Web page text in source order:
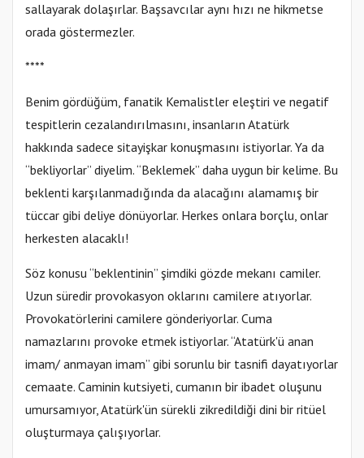
sallayarak dolaşırlar. Başsavcılar aynı hızı ne hikmetse
orada göstermezler.
****
Benim gördüğüm, fanatik Kemalistler eleştiri ve negatif
tespitlerin cezalandırılmasını, insanların Atatürk
hakkında sadece sitayişkar konuşmasını istiyorlar. Ya da
“bekliyorlar” diyelim. “Beklemek” daha uygun bir kelime. Bu
beklenti karşılanmadığında da alacağını alamamış bir
tüccar gibi deliye dönüyorlar. Herkes onlara borçlu, onlar
herkesten alacaklı!
Söz konusu “beklentinin” şimdiki gözde mekanı camiler.
Uzun süredir provokasyon oklarını camilere atıyorlar.
Provokatörlerini camilere gönderiyorlar. Cuma
namazlarını provoke etmek istiyorlar. “Atatürk'ü anan
imam/ anmayan imam” gibi sorunlu bir tasnifi dayatıyorlar
cemaate. Caminin kutsiyeti, cumanın bir ibadet oluşunu
umursamıyor, Atatürk'ün sürekli zikredildiği dini bir ritüel
oluşturmaya çalışıyorlar.